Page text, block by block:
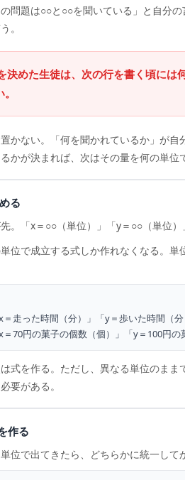
問題は○○と○○を聞いている」と自分
。
決めた生徒は、次の行を書く頃には
かない。「何を聞かれているか」が
かが決まれば、次はその量を何の単位
る
。「x＝○○（単位）」「y＝○○（単位）
位で成立する式しか作れなくなる。
走った時間（分）」「y＝歩いた時間（分
70円の菓子の個数（個）」「y＝100円の
式を作る。ただし、異なる単位のま
要がある。
作る
位で出てきたら、どちらかに統一して